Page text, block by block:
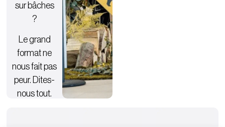
sur bâches
?
Le grand
format ne
nous fait pas
peur. Dites-
nous tout.